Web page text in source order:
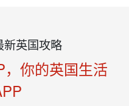
新英国攻略
你的英国生活